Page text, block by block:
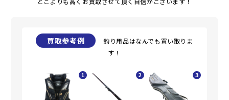
買取参考例
釣り用品はなんでも買い取りま
す！
1 2 3